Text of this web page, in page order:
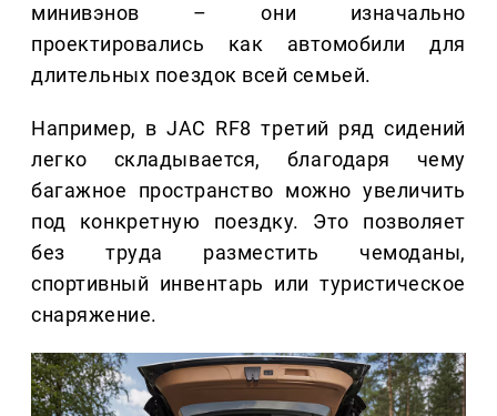
минивэнов – они изначально
проектировались как автомобили для
длительных поездок всей семьей.
Например, в JAC RF8 третий ряд сидений
легко складывается, благодаря чему
багажное пространство можно увеличить
под конкретную поездку. Это позволяет
без труда разместить чемоданы,
спортивный инвентарь или туристическое
снаряжение.